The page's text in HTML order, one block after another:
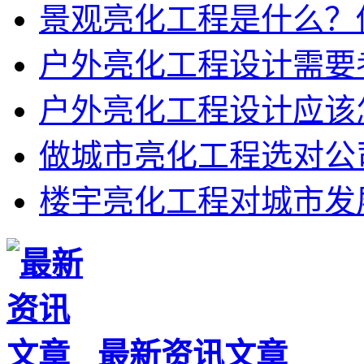
景观亮化工程是什么
户外亮化工程设计需
户外亮化工程设计应
做城市亮化工程选对
楼宇亮化工程对城市
最新资讯文章